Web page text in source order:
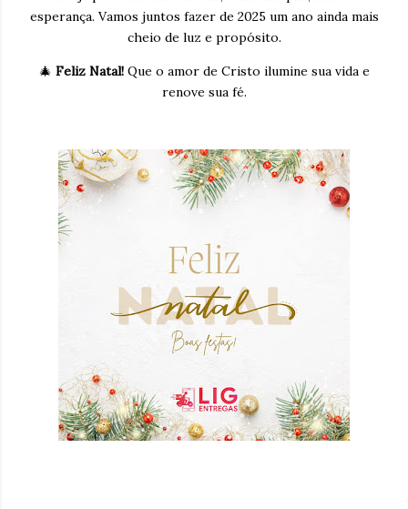
esperança. Vamos juntos fazer de 2025 um ano ainda mais
cheio de luz e propósito.
🎄 Feliz Natal!Que o amor de Cristo ilumine sua vida e
renove sua fé.